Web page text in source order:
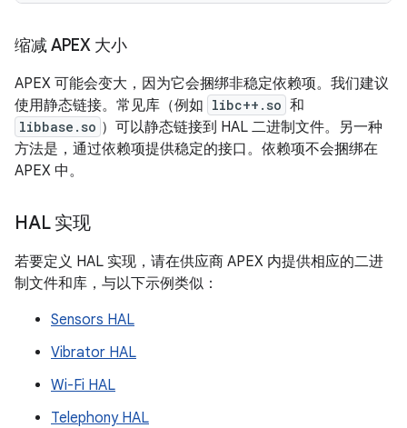
缩减 APEX 大小
APEX 可能会变大，因为它会捆绑非稳定依赖项。我们建议
使用静态链接。常见库（例如 libc++.so 和
libbase.so ）可以静态链接到 HAL 二进制文件。另一种
方法是，通过依赖项提供稳定的接口。依赖项不会捆绑在
APEX 中。
HAL 实现
若要定义 HAL 实现，请在供应商 APEX 内提供相应的二进
制文件和库，与以下示例类似：
Sensors HAL
Vibrator HAL
Wi-Fi HAL
Telephony HAL